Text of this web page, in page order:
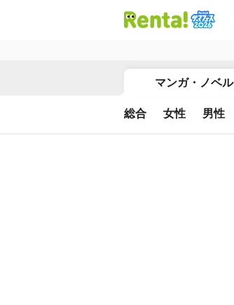
マンガ・ノベル
総合 女性 男性